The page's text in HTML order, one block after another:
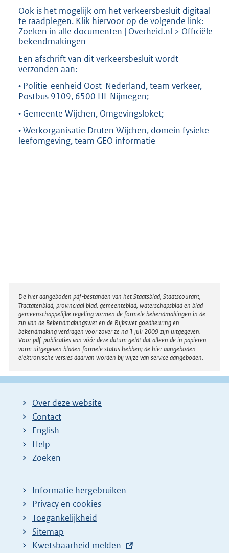
Ook is het mogelijk om het verkeersbesluit digitaal
te raadplegen. Klik hiervoor op de volgende link:
Zoeken in alle documenten | Overheid.nl > Officiële
bekendmakingen
Een afschrift van dit verkeersbesluit wordt
verzonden aan:
• Politie-eenheid Oost-Nederland, team verkeer,
Postbus 9109, 6500 HL Nijmegen;
• Gemeente Wijchen, Omgevingsloket;
• Werkorganisatie Druten Wijchen, domein fysieke
leefomgeving, team GEO informatie
Disclaimer
De hier aangeboden pdf-bestanden van het Staatsblad, Staatscourant,
Tractatenblad, provinciaal blad, gemeenteblad, waterschapsblad en blad
gemeenschappelijke regeling vormen de formele bekendmakingen in de
zin van de Bekendmakingswet en de Rijkswet goedkeuring en
bekendmaking verdragen voor zover ze na 1 juli 2009 zijn uitgegeven.
Voor pdf-publicaties van vóór deze datum geldt dat alleen de in papieren
vorm uitgegeven bladen formele status hebben; de hier aangeboden
elektronische versies daarvan worden bij wijze van service aangeboden.
Over deze website
Contact
English
Help
Zoeken
Informatie hergebruiken
Privacy en cookies
Toegankelijkheid
Sitemap
E
Kwetsbaarheid melden